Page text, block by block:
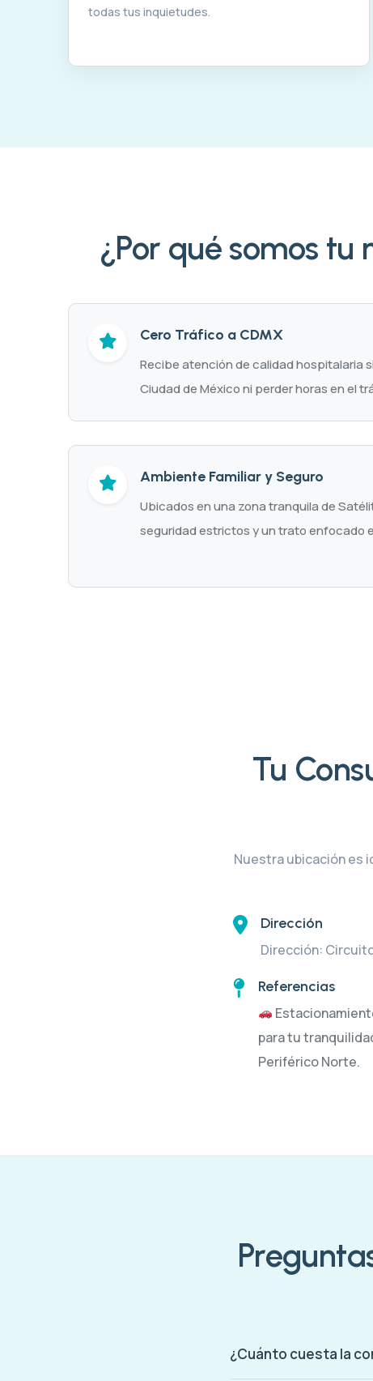
todas tus inquietudes.
¿Por qué somos
Cero Tráfico a CDMX
Recibe atención de calidad hospitalaria
Ciudad de México ni perder horas en el
Ambiente Familiar y Seguro
Ubicados en una zona tranquila de
seguridad estrictos y un trato enfocado
Tu
Nuestra ubicación es
Dirección
Dirección:
Referencias
para tu
Periférico Norte.
¿Cuánto cuesta la